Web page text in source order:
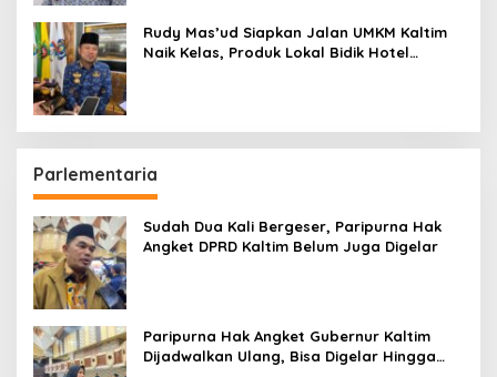
Rudy Mas’ud Siapkan Jalan UMKM Kaltim
Naik Kelas, Produk Lokal Bidik Hotel
Parlementaria
Sudah Dua Kali Bergeser, Paripurna Hak
Angket DPRD Kaltim Belum Juga Digelar
Paripurna Hak Angket Gubernur Kaltim
Dijadwalkan Ulang, Bisa Digelar Hingga